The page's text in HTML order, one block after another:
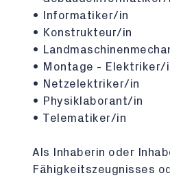
• Informatiker/in
• Konstrukteur/in
•
• Montage - Elektriker/
• Netzelektriker/in
• Physiklaborant/in
• Telematiker/in
Als Inhaberin oder
Fähigkeitszeugnisses